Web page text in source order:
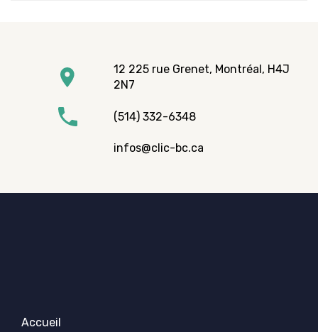
12 225 rue Grenet, Montréal, H4J
2N7
(514) 332-6348
infos@clic-bc.ca
Accueil